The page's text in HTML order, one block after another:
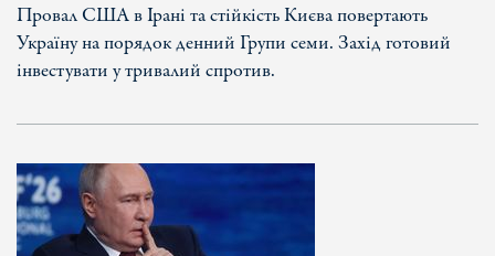
Провал США в Ірані та стійкість Києва повертають
Україну на порядок денний Групи семи. Захід готовий
інвестувати у тривалий спротив.